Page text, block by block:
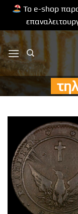
Το e-shop
Μετάβαση
στο
περιεχόμενο